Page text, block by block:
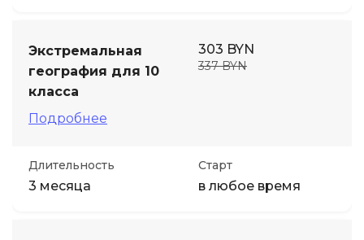
Экстремальная
география для 10
класса
Подробнее
303 BYN
337 BYN
Длительность
3 месяца
Старт
в любое время